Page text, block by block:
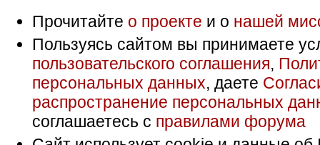
Прочитайте о проекте и о нашей
Пользуясь сайтом вы принимаете
пользовательского соглашения,
персональных данных, даете
распространение персональных
соглашаетесь с правилами форума